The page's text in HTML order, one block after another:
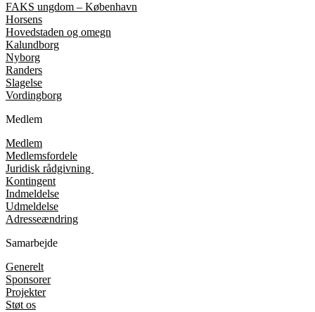
FAKS ungdom – København
Horsens
Hovedstaden og omegn
Kalundborg
Nyborg
Randers
Slagelse
Vordingborg
Medlem
Medlem
Medlemsfordele
Juridisk rådgivning
Kontingent
Indmeldelse
Udmeldelse
Adresseændring
Samarbejde
Generelt
Sponsorer
Projekter
Støt os